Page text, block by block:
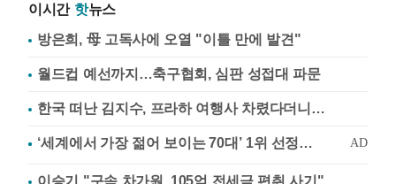
이시간 핫뉴스
방은희, 母 고독사에 오열 "이틀 만에 발견"
월드컵 예선까지…축구협회, 심판 성접대 파문
한국 떠난 김지수, 프라하 여행사 차렸다더니…
이승기 "구속 차가원, 105억 전세금 편취 사기"